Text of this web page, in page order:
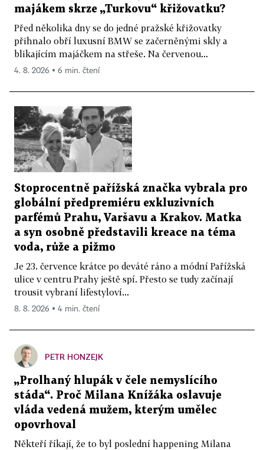
majákem skrze „Turkovu“ křižovatku?
Před několika dny se do jedné pražské křižovatky
přihnalo obří luxusní BMW se začerněnými skly a
blikajícím majáčkem na střeše. Na červenou...
4. 8. 2026 ▪ 6 min. čtení
Stoprocentně pařížská značka vybrala pro
globální předpremiéru exkluzivních
parfémů Prahu, Varšavu a Krakov. Matka
a syn osobně představili kreace na téma
voda, růže a pižmo
Je 23. července krátce po deváté ráno a módní Pařížská
ulice v centru Prahy ještě spí. Přesto se tudy začínají
trousit vybraní lifestyloví...
8. 8. 2026 ▪ 4 min. čtení
PETR HONZEJK
„Prolhaný hlupák v čele nemyslícího
stáda“. Proč Milana Knížáka oslavuje
vláda vedená mužem, kterým umělec
opovrhoval
Někteří říkají, že to byl poslední happening Milana